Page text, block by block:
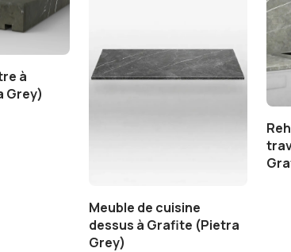
à
Grey)
Meuble de cuisine
dessus à Grafite (Pietra
Grey)